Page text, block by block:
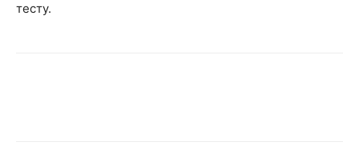
тесту.